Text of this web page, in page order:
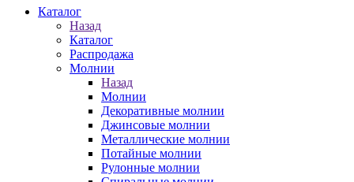
Каталог
Назад
Каталог
Распродажа
Молнии
Назад
Молнии
Декоративные молнии
Джинсовые молнии
Металлические молнии
Потайные молнии
Рулонные молнии